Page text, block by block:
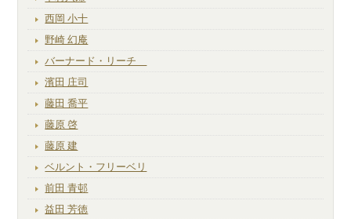
西岡 小十
野崎 幻庵
バーナード・リーチ
濱田 庄司
藤田 喬平
藤原 啓
藤原 建
ベルント・フリーベリ
前田 青邨
益田 芳徳